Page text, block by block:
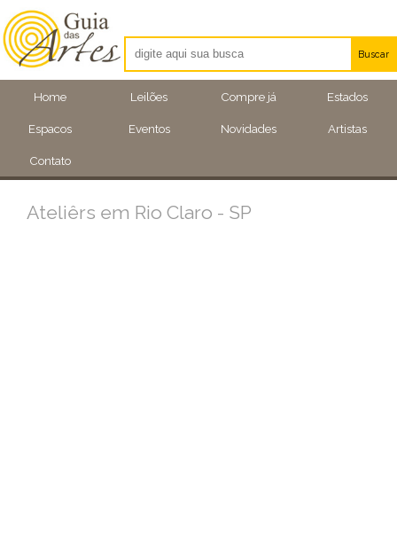
Home Leilões Compre já Estados
Espacos Eventos Novidades Artistas
Contato
Buscar
Artistas
Eventos
Ateliêrs em Rio Claro - SP